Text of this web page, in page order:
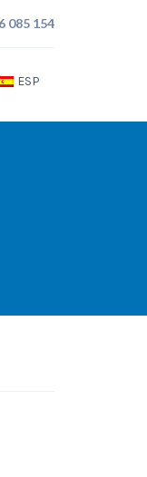
085 154
ESP